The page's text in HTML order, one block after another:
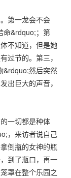
第一龙会不会
命&rdquo;；第
不知道，但是她
过节的。第三，
&rdquo;然后突然
出巨大的声音，
一切都是种体
，来访者说自己
倒瓶的女神的瓶
到了瓶口，再一
罩在整个乐园之